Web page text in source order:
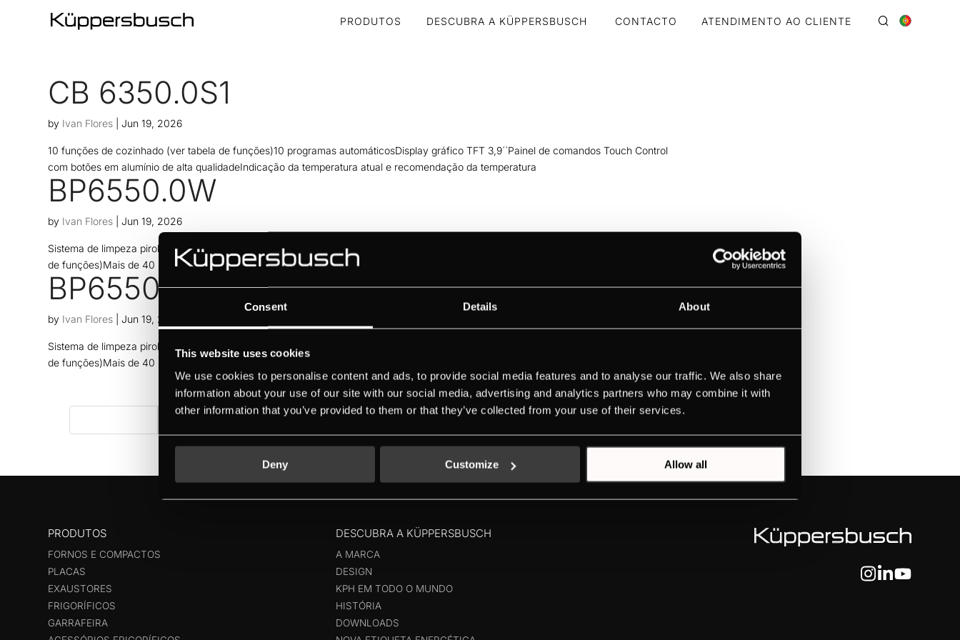
Consent Details About
This website uses cookies
We use cookies to personalise content and ads, to provide social media features and to analyse our traffic. We also share
information about your use of our site with our social media, advertising and analytics partners who may combine it with
other information that you’ve provided to them or that they’ve collected from your use of their services.
Deny Customize Allow all
PRODUTOS DESCUBRA A KÜPPERSBUSCH CONTACTO ATENDIMENTO AO CLIENTE
CB 6350.0S1
by Ivan Flores |Jun 19, 2026
10 funções de cozinhado (ver tabela de funções)10 programas automáticosDisplay gráfico TFT 3,9´´Painel de comandos Touch Control
com botões em alumínio de alta qualidadeIndicação da temperatura atual e recomendação da temperatura
BP6550.0W
by Ivan Flores |Jun 19, 2026
Sistema de limpeza pirolítica (3 níveis)Sistema Ökothem®14 funções de cozinhado (ver tabela de funções)8 funções especiais (ver tabela
de funções)Mais de 40 programas automáticos
BP6550.0S
by Ivan Flores |Jun 19, 2026
Sistema de limpeza pirolítica (3 níveis)Sistema Ökothem®14 funções de cozinhado (ver tabela de funções)8 funções especiais (ver tabela
de funções)Mais de 40 programas automáticos
« 1 2
PRODUTOS
FORNOS E COMPACTOS
PLACAS
EXAUSTORES
FRIGORÍFICOS
GARRAFEIRA
DESCUBRA A KÜPPERSBUSCH
A MARCA
DESIGN
KPH EM TODO O MUNDO
HISTÓRIA
DOWNLOADS